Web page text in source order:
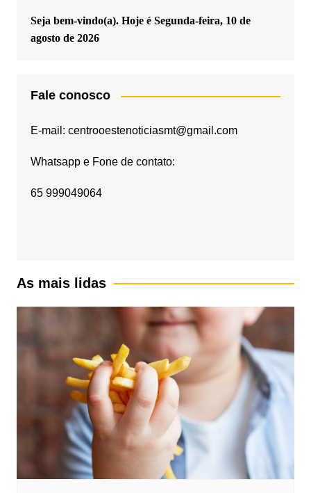
Seja bem-vindo(a). Hoje é Segunda-feira, 10 de
agosto de 2026
Fale conosco
E-mail: centrooestenoticiasmt@gmail.com
Whatsapp e Fone de contato:
65 999049064
As mais lidas